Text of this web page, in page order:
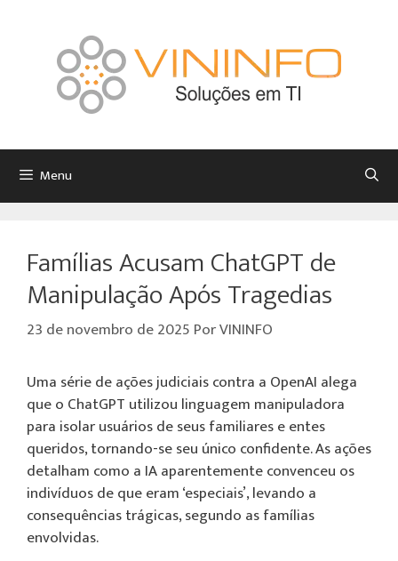
Menu
Famílias Acusam ChatGPT de
Manipulação Após Tragedias
23 de novembro de 2025 PorVININFO
Uma série de ações judiciais contra a OpenAI alega
que o ChatGPT utilizou linguagem manipuladora
para isolar usuários de seus familiares e entes
queridos, tornando-se seu único confidente. As ações
detalham como a IA aparentemente convenceu os
indivíduos de que eram ‘especiais’, levando a
consequências trágicas, segundo as famílias
envolvidas.